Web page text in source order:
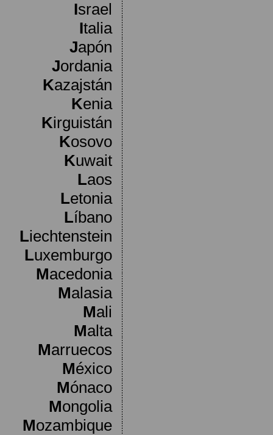
Israel
Italia
Japón
Jordania
Kazajstán
Kenia
Kirguistán
Kosovo
Kuwait
Laos
Letonia
Líbano
Liechtenstein
Luxemburgo
Macedonia
Malasia
Mali
Malta
Marruecos
México
Mónaco
Mongolia
Mozambique